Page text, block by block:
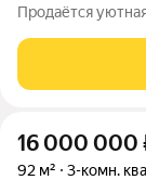
Продаётся
квартиры
кухню. Этот
16 000 000
92 м² 3-комн.